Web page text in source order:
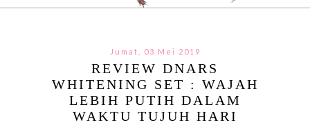
Jumat, 03 Mei 2019
REVIEW DNARS
WHITENING SET : WAJAH
LEBIH PUTIH DALAM
WAKTU TUJUH HARI